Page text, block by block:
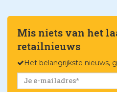
Mis niets van het
retailnieuws
Het belangrijkste nieuws,